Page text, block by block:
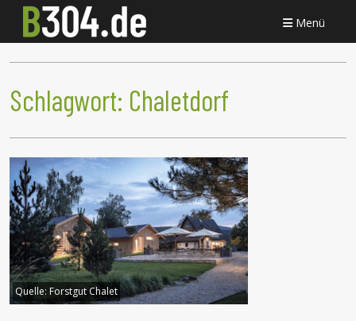
Menü
Schlagwort: Chaletdorf
Quelle: Forstgut Chalet